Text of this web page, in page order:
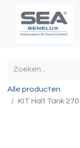
Alle producten
KIT Half Tank